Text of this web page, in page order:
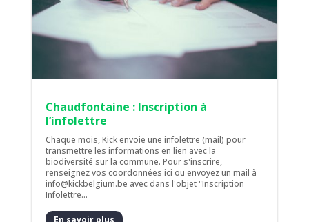
Chaudfontaine : Inscription à
l’infolettre
Chaque mois, Kick envoie une infolettre (mail) pour
transmettre les informations en lien avec la
biodiversité sur la commune. Pour s'inscrire,
renseignez vos coordonnées ici ou envoyez un mail à
info@kickbelgium.be avec dans l'objet "Inscription
Infolettre...